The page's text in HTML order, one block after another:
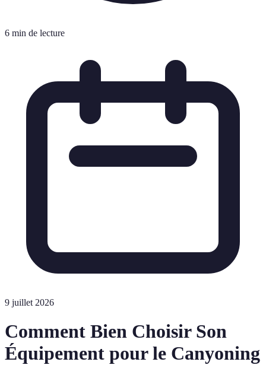
6 min de lecture
9 juillet 2026
Comment Bien Choisir Son
Équipement pour le Canyoning